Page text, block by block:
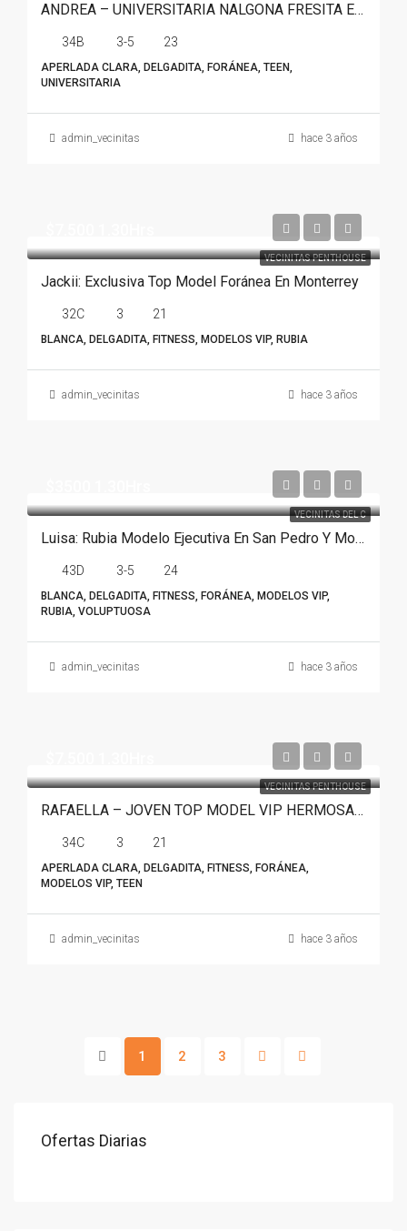
ANDREA – UNIVERSITARIA NALGONA FRESITA EN MONTERREY
34B 3-5 23
APERLADA CLARA, DELGADITA, FORÁNEA, TEEN,
UNIVERSITARIA
admin_vecinitas hace 3 años
VECINITAS PENTHOUSE
Jackii: Exclusiva Top Model Foránea En Monterrey
32C 3 21
BLANCA, DELGADITA, FITNESS, MODELOS VIP, RUBIA
admin_vecinitas hace 3 años
VECINITAS DEL C
Luisa: Rubia Modelo Ejecutiva En San Pedro Y Monterrey
43D 3-5 24
BLANCA, DELGADITA, FITNESS, FORÁNEA, MODELOS VIP,
RUBIA, VOLUPTUOSA
admin_vecinitas hace 3 años
VECINITAS PENTHOUSE
RAFAELLA – JOVEN TOP MODEL VIP HERMOSA EN MONTERREY
34C 3 21
APERLADA CLARA, DELGADITA, FITNESS, FORÁNEA,
MODELOS VIP, TEEN
admin_vecinitas hace 3 años
1 2 3
Ofertas Diarias